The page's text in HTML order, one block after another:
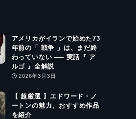
アメリカがイランで始めた73
年前の「 戦争 」は、まだ終
わっていない ── 実話『 ア
ルゴ 』全解説
2026年3月3日
【 超厳選 】エドワード・ノ
ートンの魅力、おすすめ作品
を紹介